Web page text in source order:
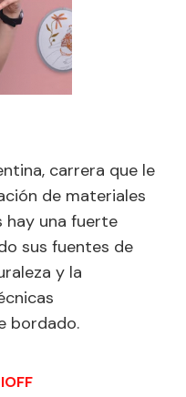
carrera que le
de materiales
hay una fuerte
sus fuentes de
y la
bordado.